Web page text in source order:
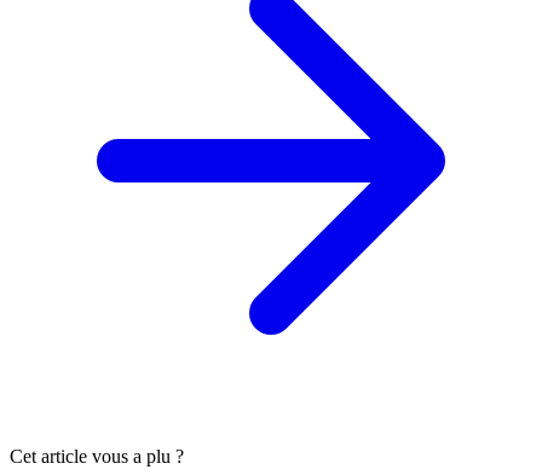
Cet article vous a plu ?